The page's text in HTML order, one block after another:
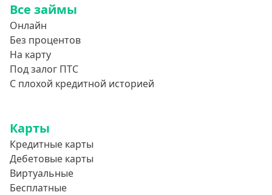
Все займы
Онлайн
Без процентов
На карту
Под залог ПТС
С плохой кредитной историей
Карты
Кредитные карты
Дебетовые карты
Виртуальные
Бесплатные